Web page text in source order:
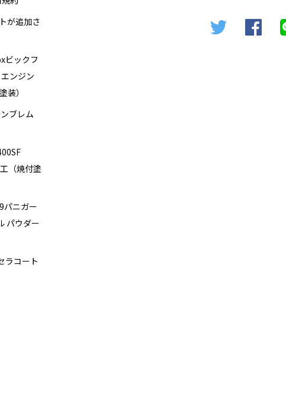
が追加さ
ビックフ
ンジン
装）
ブレム
（焼付塗
パニガー
パウダー
ラコート